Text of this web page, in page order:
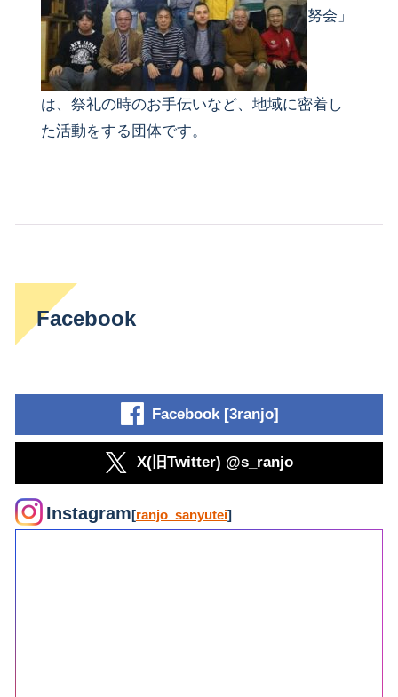
努会」
は、祭礼の時のお手伝いなど、地域に密着し
た活動をする団体です。
Facebook
Facebook [3ranjo]
X(旧Twitter) @s_ranjo
Instagram[ranjo_sanyutei]